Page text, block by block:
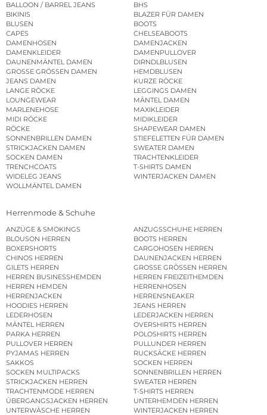
BALLOON / BARREL JEANS
BHS
BIKINIS
BLAZER FÜR DAMEN
BLUSEN
BOOTS
CAPES
CHELSEABOOTS
DAMENHOSEN
DAMENJACKEN
DAMENKLEIDER
DAMENPULLOVER
DAUNENMÄNTEL DAMEN
DIRNDLBLUSEN
GROSSE GRÖSSEN DAMEN
HEMDBLUSEN
JEANS DAMEN
KURZE RÖCKE
LANGE RÖCKE
LEGGINGS DAMEN
LOUNGEWEAR
MÄNTEL DAMEN
MARLENEHOSE
MAXIKLEIDER
MIDI RÖCKE
MIDIKLEIDER
RÖCKE
SHAPEWEAR DAMEN
SONNENBRILLEN DAMEN
STIEFELETTEN FÜR DAMEN
STRICKJACKEN DAMEN
SWEATER DAMEN
SOCKEN DAMEN
TRACHTENKLEIDER
TRENCHCOATS
T-SHIRTS DAMEN
WIDELEG JEANS
WINTERJACKEN DAMEN
WOLLMÄNTEL DAMEN
Herrenmode & Schuhe
ANZÜGE & SMOKINGS
ANZUGSSCHUHE HERREN
BLOUSON HERREN
BOOTS HERREN
BOXERSHORTS
CARGOHOSEN HERREN
CHINOS HERREN
DAUNENJACKEN HERREN
GILETS HERREN
GROSSE GRÖSSEN HERREN
HERREN BUSINESSHEMDEN
HERREN FREIZEITHEMDEN
HERREN HEMDEN
HERRENHOSEN
HERRENJACKEN
HERRENSNEAKER
HOODIES HERREN
JEANS HERREN
LEDERHOSEN
LEDERJACKEN HERREN
MÄNTEL HERREN
OVERSHIRTS HERREN
PARKA HERREN
POLOSHIRTS HERREN
PULLOVER HERREN
PULLUNDER HERREN
PYJAMAS HERREN
RUCKSÄCKE HERREN
SAKKOS
SOCKEN HERREN
SOCKEN MULTIPACKS
SONNENBRILLEN HERREN
STRICKJACKEN HERREN
SWEATER HERREN
TRACHTENMODE HERREN
T-SHIRTS HERREN
ÜBERGANGSJACKEN HERREN
UNTERHEMDEN HERREN
UNTERWÄSCHE HERREN
WINTERJACKEN HERREN